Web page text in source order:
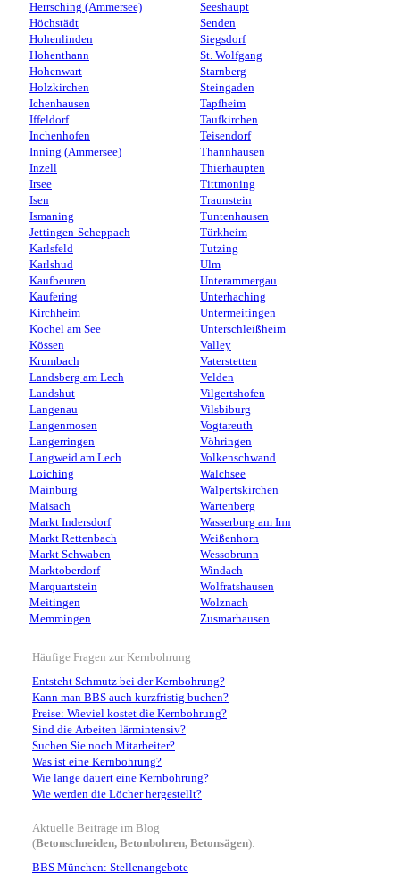
Herrsching (Ammersee)
Höchstädt
Hohenlinden
Hohenthann
Hohenwart
Holzkirchen
Ichenhausen
Iffeldorf
Inchenhofen
Inning (Ammersee)
Inzell
Irsee
Isen
Ismaning
Jettingen-Scheppach
Karlsfeld
Karlshud
Kaufbeuren
Kaufering
Kirchheim
Kochel am See
Kössen
Krumbach
Landsberg am Lech
Landshut
Langenau
Langenmosen
Langerringen
Langweid am Lech
Loiching
Mainburg
Maisach
Markt Indersdorf
Markt Rettenbach
Markt Schwaben
Marktoberdorf
Marquartstein
Meitingen
Memmingen
Seeshaupt
Senden
Siegsdorf
St. Wolfgang
Starnberg
Steingaden
Tapfheim
Taufkirchen
Teisendorf
Thannhausen
Thierhaupten
Tittmoning
Traunstein
Tuntenhausen
Türkheim
Tutzing
Ulm
Unterammergau
Unterhaching
Untermeitingen
Unterschleißheim
Valley
Vaterstetten
Velden
Vilgertshofen
Vilsbiburg
Vogtareuth
Vöhringen
Volkenschwand
Walchsee
Walpertskirchen
Wartenberg
Wasserburg am Inn
Weißenhorn
Wessobrunn
Windach
Wolfratshausen
Wolznach
Zusmarhausen
Häufige Fragen zur Kernbohrung
Entsteht Schmutz bei der Kernbohrung?
Kann man BBS auch kurzfristig buchen?
Preise: Wieviel kostet die Kernbohrung?
Sind die Arbeiten lärmintensiv?
Suchen Sie noch Mitarbeiter?
Was ist eine Kernbohrung?
Wie lange dauert eine Kernbohrung?
Wie werden die Löcher hergestellt?
Aktuelle Beiträge im Blog
(Betonschneiden, Betonbohren, Betonsägen):
BBS München: Stellenangebote